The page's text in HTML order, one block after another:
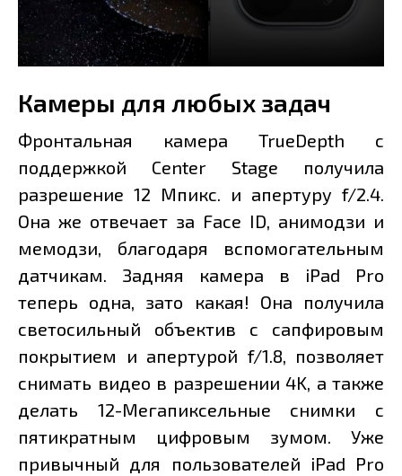
Камеры для любых задач
Фронтальная камера TrueDepth c
поддержкой Center Stage получила
разрешение 12 Мпикс. и апертуру f/2.4.
Она же отвечает за Face ID, анимодзи и
мемодзи, благодаря вспомогательным
датчикам. Задняя камера в iPad Pro
теперь одна, зато какая! Она получила
светосильный объектив с сапфировым
покрытием и апертурой f/1.8, позволяет
снимать видео в разрешении 4K, а также
делать 12-Мегапиксельные снимки с
пятикратным цифровым зумом. Уже
привычный для пользователей iPad Pro